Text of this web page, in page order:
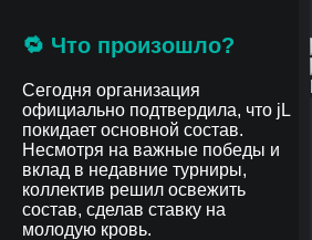
🔁 Что произошло?
Сегодня организация
официально подтвердила, что jL
покидает основной состав.
Несмотря на важные победы и
вклад в недавние турниры,
коллектив решил освежить
состав, сделав ставку на
молодую кровь.